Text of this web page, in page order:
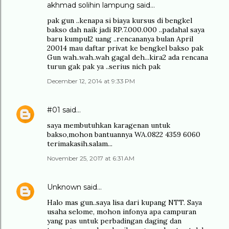
akhmad solihin lampung said…
pak gun ..kenapa si biaya kursus di bengkel
bakso dah naik jadi RP.7.000.000 ..padahal saya
baru kumpul2 uang ..rencananya bulan April
20014 mau daftar privat ke bengkel bakso pak
Gun wah..wah..wah gagal deh...kira2 ada rencana
turun gak pak ya ..serius nich pak
December 12, 2014 at 9:33 PM
#01 said…
saya membutuhkan karagenan untuk
bakso,mohon bantuannya WA.0822 4359 6060
terimakasih.salam...
November 25, 2017 at 6:31 AM
Unknown said…
Halo mas gun..saya lisa dari kupang NTT. Saya
usaha selome, mohon infonya apa campuran
yang pas untuk perbadingan daging dan